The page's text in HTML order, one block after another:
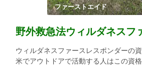
ファーストエイド
野外救急法ウィルダネスフ
ウィルダネスファースレスポンダーの
米でアウトドアで活動する人はこの資